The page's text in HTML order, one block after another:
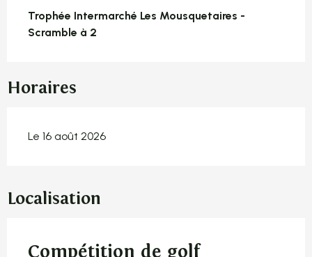
Trophée Intermarché Les Mousquetaires -
Scramble à 2
Horaires
Le 16 août 2026
Localisation
Compétition de golf